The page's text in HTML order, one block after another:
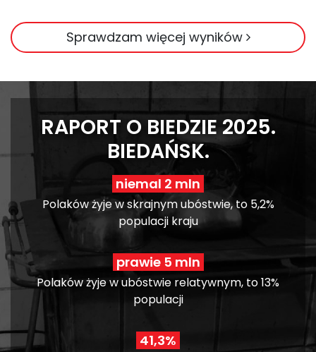
Sprawdzam więcej wyników
RAPORT O BIEDZIE 2025.
BIEDAŃSK.
niemal 2 mln
Polaków żyje w skrajnym ubóstwie, to 5,2%
populacji kraju
prawie 5 mln
Polaków żyje w ubóstwie relatywnym, to 13%
populacji
41,3%